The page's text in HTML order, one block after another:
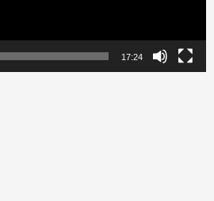
17:24